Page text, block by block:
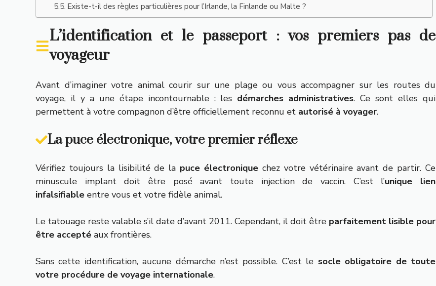
Existe-t-il des règles particulières pour l’Irlande, la Finlande ou Malte ?
L’identification et le passeport : vos premiers pas de
voyageur
Avant d’imaginer votre animal courir sur une plage ou vous accompagner sur les routes du
voyage, il y a une étape incontournable : les démarches administratives. Ce sont elles qui
permettent à votre compagnon d’être officiellement reconnu et autorisé à voyager.
La puce électronique, votre premier réflexe
Vérifiez toujours la lisibilité de la puce électronique chez votre vétérinaire avant de partir. Ce
minuscule implant doit être posé avant toute injection de vaccin. C’est l’unique lien
infalsifiable entre vous et votre fidèle animal.
Le tatouage reste valable s’il date d’avant 2011. Cependant, il doit être parfaitement lisible pour
être accepté aux frontières.
Sans cette identification, aucune démarche n’est possible. C’est le socle obligatoire de toute
votre procédure de voyage internationale.